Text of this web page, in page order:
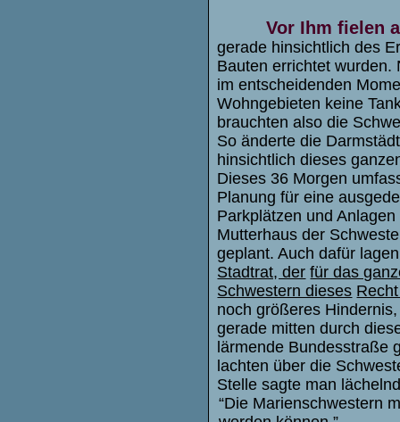
Vor Ihm fielen
gerade hinsichtlich des
Bauten errichtet wurden.
im entscheidenden
Wohngebieten keine
brauchten also die
So änderte die
hinsichtlich dieses
Dieses 36 Morgen
Planung für eine
Parkplätzen und
Mutterhaus der
geplant. Auch dafür
Stadtrat, der für das
Schwestern dieses
noch größeres
gerade mitten durch
lärmende Bundesstraße
lachten über die
Stelle sagte man
“Die Marienschwestern